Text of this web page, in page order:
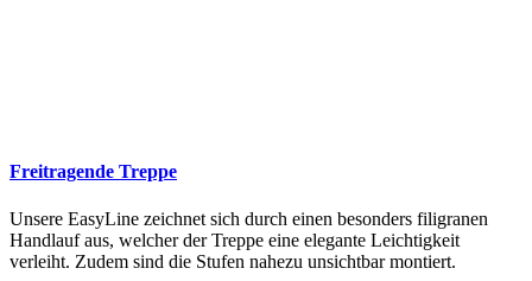
Freitragende Treppe
Unsere EasyLine zeichnet sich durch einen besonders filigranen
Handlauf aus, welcher der Treppe eine elegante Leichtigkeit
verleiht. Zudem sind die Stufen nahezu unsichtbar montiert.